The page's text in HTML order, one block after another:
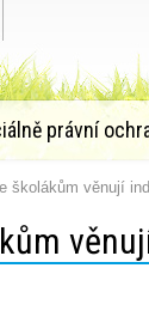
právní
školákům věnují